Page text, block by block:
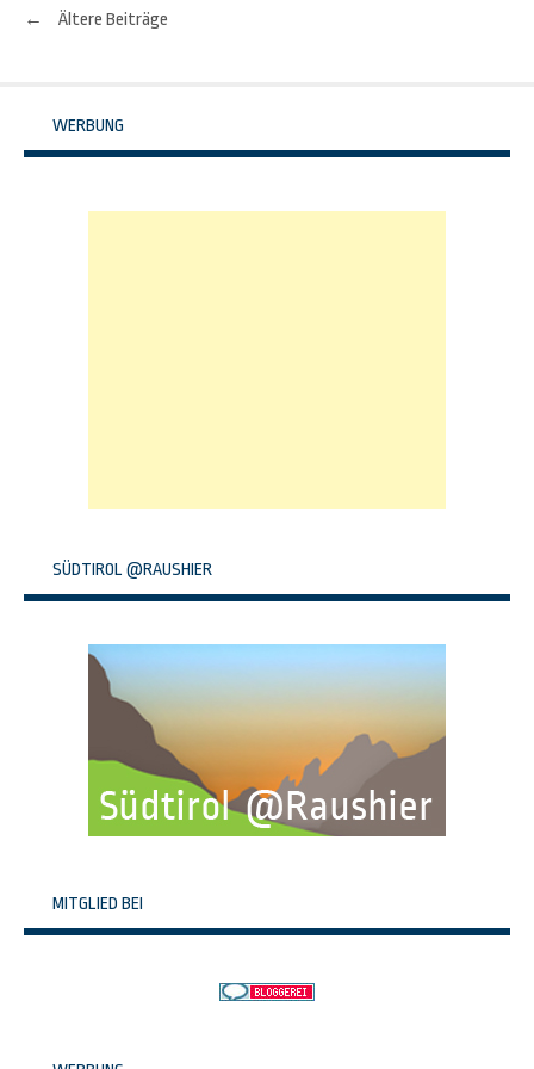
Beitrags-
← Ältere Beiträge
WERBUNG
SÜDTIROL @RAUSHIER
MITGLIED BEI